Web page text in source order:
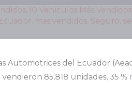
, 10 Vehículos Más Vendidos,
mas vendidos, Seguro
Automotrices del Ecuador
85.818 unidades, 35